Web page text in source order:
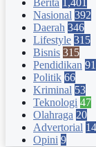
Berita 1,401
Nasional 392
Daerah 346
Lifestyle 315
Bisnis 315
Pendidikan 91
Politik 66
Kriminal 53
Teknologi 47
Olahraga 20
Advertorial 14
Opini 9